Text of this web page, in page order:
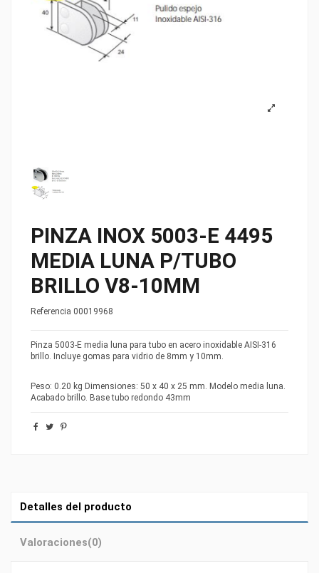
PINZA INOX 5003-E 4495
MEDIA LUNA P/TUBO
BRILLO V8-10MM
Referencia 00019968
Pinza 5003-E media luna para tubo en acero inoxidable AISI-316
brillo. Incluye gomas para vidrio de 8mm y 10mm.
Peso: 0.20 kg Dimensiones: 50 x 40 x 25 mm. Modelo media luna.
Acabado brillo. Base tubo redondo 43mm
Detalles del producto
Valoraciones(0)